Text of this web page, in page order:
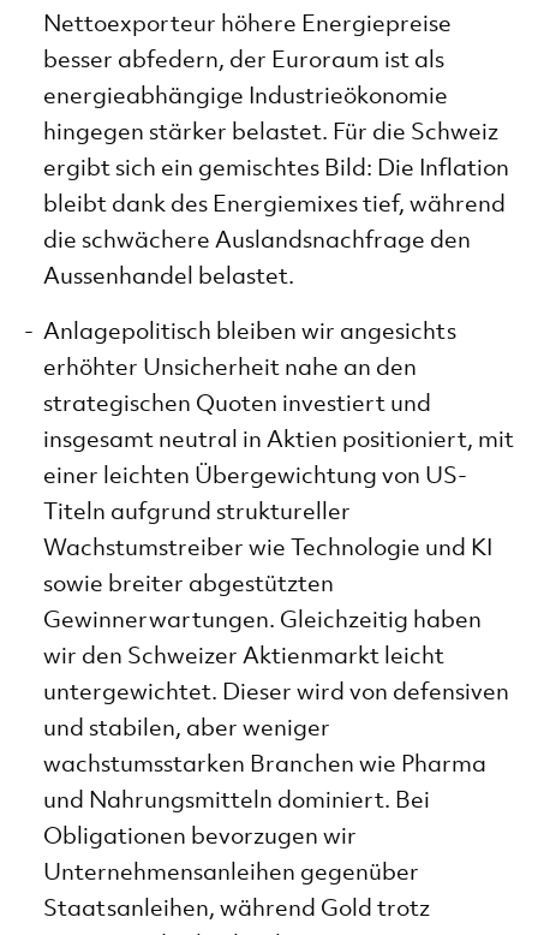
Nettoexporteur höhere Energiepreise
besser abfedern, der Euroraum ist als
energieabhängige Industrieökonomie
hingegen stärker belastet. Für die Schweiz
ergibt sich ein gemischtes Bild: Die Inflation
bleibt dank des Energiemixes tief, während
die schwächere Auslandsnachfrage den
Aussenhandel belastet.
Anlagepolitisch bleiben wir angesichts
erhöhter Unsicherheit nahe an den
strategischen Quoten investiert und
insgesamt neutral in Aktien positioniert, mit
einer leichten Übergewichtung von US-
Titeln aufgrund struktureller
Wachstumstreiber wie Technologie und KI
sowie breiter abgestützten
Gewinnerwartungen. Gleichzeitig haben
wir den Schweizer Aktienmarkt leicht
untergewichtet. Dieser wird von defensiven
und stabilen, aber weniger
wachstumsstarken Branchen wie Pharma
und Nahrungsmitteln dominiert. Bei
Obligationen bevorzugen wir
Unternehmensanleihen gegenüber
Staatsanleihen, während Gold trotz